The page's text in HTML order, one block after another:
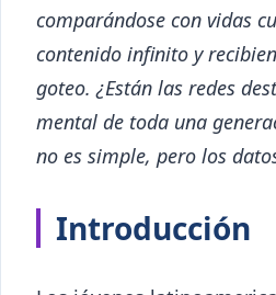
comparándose con vidas
contenido infinito y
goteo. ¿Están las redes
mental de toda una
no es simple, pero los
Introducción